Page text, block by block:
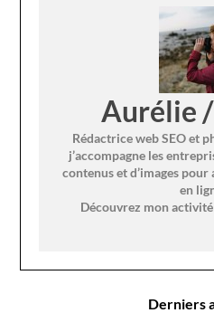
Aurélie
Rédactrice web SEO et
j’accompagne les
contenus et d’images
en
Découvrez mon
Derniers